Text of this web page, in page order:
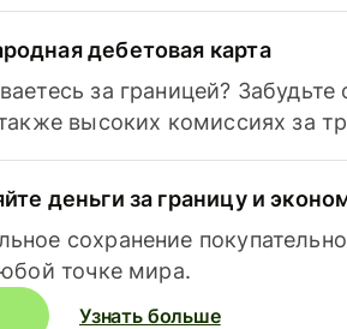
дебетовая карта
за границей?
высоких комиссиях за
деньги за границу и
сохранение
точке мира.
Узнать больше